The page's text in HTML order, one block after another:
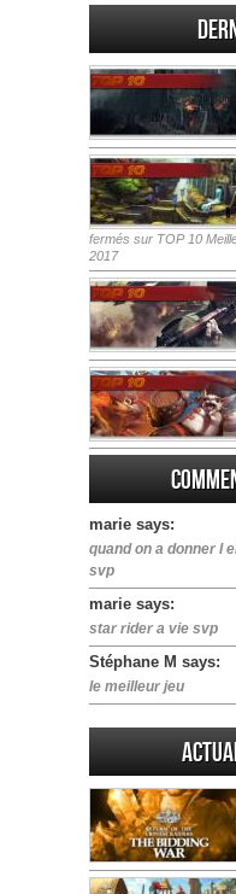
fermés sur TOP 10
2017
marie says:
quand on a donner l
svp
marie says:
star rider a vie svp
Stéphane M says:
le meilleur jeu